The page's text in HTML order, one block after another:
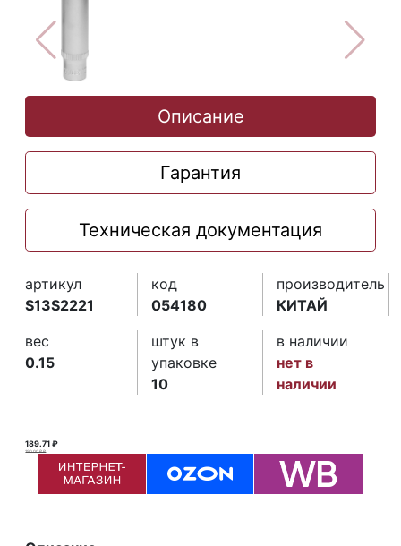
Описание
Гарантия
Техническая документация
артикул
S13S2221
код
054180
производитель
КИТАЙ
вес
0.15
штук в
упаковке
10
в наличии
нет в
наличии
189.71 ₽
190.00 ₽ ₽